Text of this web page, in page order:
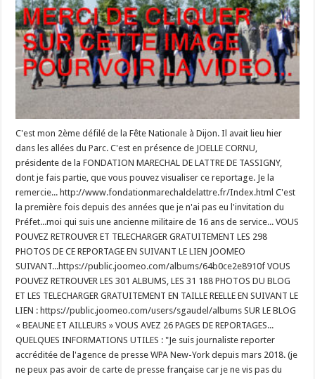
C'est mon 2ème défilé de la Fête Nationale à Dijon. Il avait lieu hier
dans les allées du Parc. C'est en présence de JOELLE CORNU,
présidente de la FONDATION MARECHAL DE LATTRE DE TASSIGNY,
dont je fais partie, que vous pouvez visualiser ce reportage. Je la
remercie... http://www.fondationmarechaldelattre.fr/Index.html C'est
la première fois depuis des années que je n'ai pas eu l'invitation du
Préfet...moi qui suis une ancienne militaire de 16 ans de service... VOUS
POUVEZ RETROUVER ET TELECHARGER GRATUITEMENT LES 298
PHOTOS DE CE REPORTAGE EN SUIVANT LE LIEN JOOMEO
SUIVANT...https://public.joomeo.com/albums/64b0ce2e8910f VOUS
POUVEZ RETROUVER LES 301 ALBUMS, LES 31 188 PHOTOS DU BLOG
ET LES TELECHARGER GRATUITEMENT EN TAILLE REELLE EN SUIVANT LE
LIEN : https://public.joomeo.com/users/sgaudel/albums SUR LE BLOG
« BEAUNE ET AILLEURS » VOUS AVEZ 26 PAGES DE REPORTAGES...
QUELQUES INFORMATIONS UTILES : "Je suis journaliste reporter
accréditée de l'agence de presse WPA New-York depuis mars 2018. (je
ne peux pas avoir de carte de presse française car je ne vis pas du